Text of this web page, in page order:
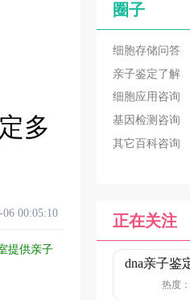
多
06 00:05:10
提供亲子
圈子
细胞存储问答
亲子鉴定了解
细胞应用咨询
基因检测咨询
其它百科咨询
正在关注
dna亲子鉴
结果（5-7
热度：